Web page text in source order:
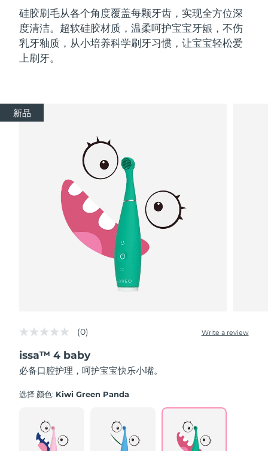
硅胶刷毛从各个角度覆盖每颗牙齿，实现全方位深
度清洁。超软硅胶材质，温柔呵护宝宝牙龈，不伤
乳牙釉质，从小培养科学刷牙习惯，让宝宝轻松爱
上刷牙。
新品
No
value
Same
page
(0) Write a review
issa™ 4 baby
必备口腔护理，呵护宝宝快乐小嘴。
选择 颜色: Kiwi Green Panda
墨西哥 预计送达日期8/15/26
摩纳哥 预计送达日期8/12/26
预计送达日期
罗马尼亚
预计送达日期8/12/26
新加坡 预计送达日期